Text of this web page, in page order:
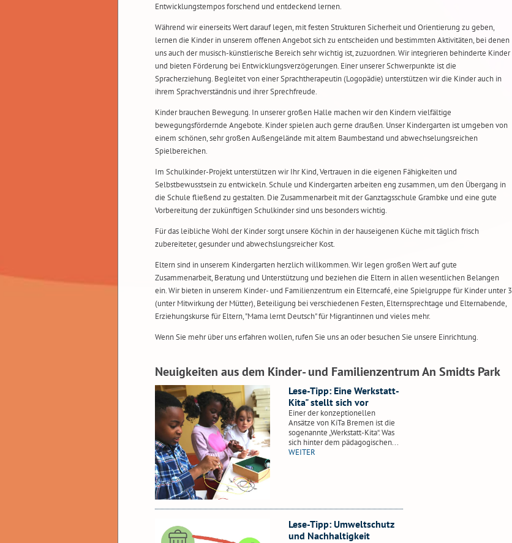
Entwicklungstempos forschend und entdeckend lernen.
Während wir einerseits Wert darauf legen, mit festen Strukturen Sicherheit und Orientierung zu geben,
lernen die Kinder in unserem offenen Angebot sich zu entscheiden und bestimmten Aktivitäten, bei denen
uns auch der musisch-künstlerische Bereich sehr wichtig ist, zuzuordnen. Wir integrieren behinderte Kinder
und bieten Förderung bei Entwicklungsverzögerungen. Einer unserer Schwerpunkte ist die
Spracherziehung. Begleitet von einer Sprachtherapeutin (Logopädie) unterstützen wir die Kinder auch in
ihrem Sprachverständnis und ihrer Sprechfreude.
Kinder brauchen Bewegung. In unserer großen Halle machen wir den Kindern vielfältige
bewegungsfördernde Angebote. Kinder spielen auch gerne draußen. Unser Kindergarten ist umgeben von
einem schönen, sehr großen Außengelände mit altem Baumbestand und abwechselungsreichen
Spielbereichen.
Im Schulkinder-Projekt unterstützen wir Ihr Kind, Vertrauen in die eigenen Fähigkeiten und
Selbstbewusstsein zu entwickeln. Schule und Kindergarten arbeiten eng zusammen, um den Übergang in
die Schule fließend zu gestalten. Die Zusammenarbeit mit der Ganztagsschule Grambke und eine gute
Vorbereitung der zukünftigen Schulkinder sind uns besonders wichtig.
Für das leibliche Wohl der Kinder sorgt unsere Köchin in der hauseigenen Küche mit täglich frisch
zubereiteter, gesunder und abwechslungsreicher Kost.
Eltern sind in unserem Kindergarten herzlich willkommen. Wir legen großen Wert auf gute
Zusammenarbeit, Beratung und Unterstützung und beziehen die Eltern in allen wesentlichen Belangen
ein. Wir bieten in unserem Kinder- und Familienzentrum ein Elterncafé, eine Spielgruppe für Kinder unter 3
(unter Mitwirkung der Mütter), Beteiligung bei verschiedenen Festen, Elternsprechtage und Elternabende,
Erziehungskurse für Eltern, "Mama lernt Deutsch" für Migrantinnen und vieles mehr.
Wenn Sie mehr über uns erfahren wollen, rufen Sie uns an oder besuchen Sie unsere Einrichtung.
Neuigkeiten aus dem Kinder- und Familienzentrum An Smidts Park
Lese-Tipp: Eine Werkstatt-
Kita" stellt sich vor
Einer der konzeptionellen
Ansätze von KiTa Bremen ist die
sogenannte „Werkstatt-Kita“. Was
sich hinter dem pädagogischen...
WEITER
Lese-Tipp: Umweltschutz
und Nachhaltigkeit